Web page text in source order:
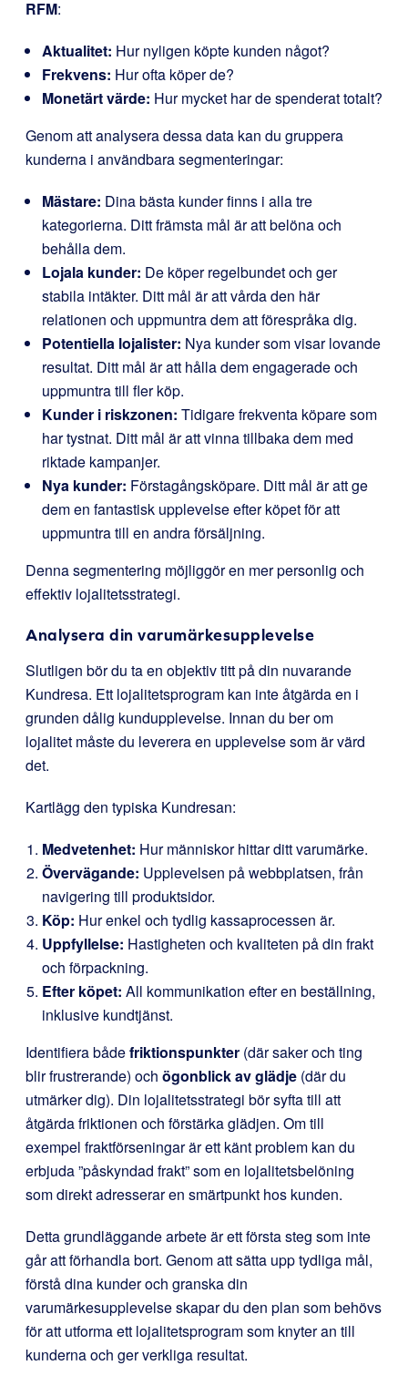
RFM:
Aktualitet: Hur nyligen köpte kunden något?
Frekvens: Hur ofta köper de?
Monetärt värde: Hur mycket har de spenderat totalt?
Genom att analysera dessa data kan du gruppera
kunderna i användbara segmenteringar:
Mästare: Dina bästa kunder finns i alla tre
kategorierna. Ditt främsta mål är att belöna och
behålla dem.
Lojala kunder: De köper regelbundet och ger
stabila intäkter. Ditt mål är att vårda den här
relationen och uppmuntra dem att förespråka dig.
Potentiella lojalister: Nya kunder som visar lovande
resultat. Ditt mål är att hålla dem engagerade och
uppmuntra till fler köp.
Kunder i riskzonen: Tidigare frekventa köpare som
har tystnat. Ditt mål är att vinna tillbaka dem med
riktade kampanjer.
Nya kunder: Förstagångsköpare. Ditt mål är att ge
dem en fantastisk upplevelse efter köpet för att
uppmuntra till en andra försäljning.
Denna segmentering möjliggör en mer personlig och
effektiv lojalitetsstrategi.
Analysera din varumärkesupplevelse
Slutligen bör du ta en objektiv titt på din nuvarande
Kundresa. Ett lojalitetsprogram kan inte åtgärda en i
grunden dålig kundupplevelse. Innan du ber om
lojalitet måste du leverera en upplevelse som är värd
det.
Kartlägg den typiska Kundresan:
Medvetenhet: Hur människor hittar ditt varumärke.
Övervägande: Upplevelsen på webbplatsen, från
navigering till produktsidor.
Köp: Hur enkel och tydlig kassaprocessen är.
Uppfyllelse: Hastigheten och kvaliteten på din frakt
och förpackning.
Efter köpet: All kommunikation efter en beställning,
inklusive kundtjänst.
Identifiera bådefriktionspunkter (där saker och ting
blir frustrerande) och ögonblick av glädje (där du
utmärker dig). Din lojalitetsstrategi bör syfta till att
åtgärda friktionen och förstärka glädjen. Om till
exempel fraktförseningar är ett känt problem kan du
erbjuda ”påskyndad frakt” som en lojalitetsbelöning
som direkt adresserar en smärtpunkt hos kunden.
Detta grundläggande arbete är ett första steg som inte
går att förhandla bort. Genom att sätta upp tydliga mål,
förstå dina kunder och granska din
varumärkesupplevelse skapar du den plan som behövs
för att utforma ett lojalitetsprogram som knyter an till
kunderna och ger verkliga resultat.